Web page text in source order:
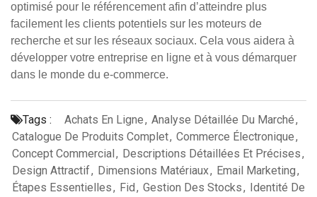
optimisé pour le référencement afin d’atteindre plus
facilement les clients potentiels sur les moteurs de
recherche et sur les réseaux sociaux. Cela vous aidera à
développer votre entreprise en ligne et à vous démarquer
dans le monde du e-commerce.
Tags : Achats En Ligne, Analyse Détaillée Du Marché,
Catalogue De Produits Complet, Commerce Électronique,
Concept Commercial, Descriptions Détaillées Et Précises,
Design Attractif, Dimensions Matériaux, Email Marketing,
Étapes Essentielles, Fid, Gestion Des Stocks, Identité De